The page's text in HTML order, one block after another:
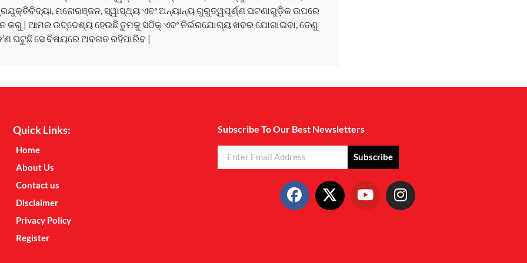
ପ୍ରଯୁକ୍ତିବିଦ୍ୟା, ମନୋରଞ୍ଜନ, ସ୍ୱାସ୍ଥ୍ୟ ଏବଂ ଅନ୍ୟାନ୍ୟ ଗୁରୁତ୍ୱପୂର୍ଣ୍ଣ ଘଟଣାଗୁଡ଼ିକ ଉପରେ
କରୁ | ଆମର ଉଦ୍ଦେଶ୍ୟ ହେଉଛି ତୁମକୁ ସଠିକ୍ ଏବଂ ନିର୍ଭରଯୋଗ୍ୟ ଖବର ଯୋଗାଇବା, ତେଣୁ
ଘଟୁଛି ସେ ବିଷୟରେ ଅବଗତ ରହିପାରିବ |
Quick Links:
Home
About Us
Contact us
Disclaimer
Privacy Policy
Register
Subscribe To Our Best Newsletters
Subscribe